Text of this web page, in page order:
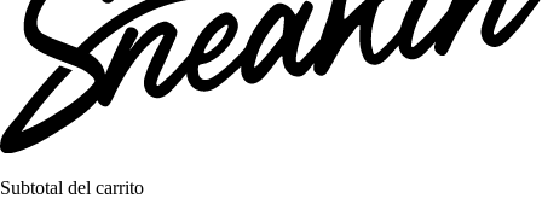
Subtotal del carrito